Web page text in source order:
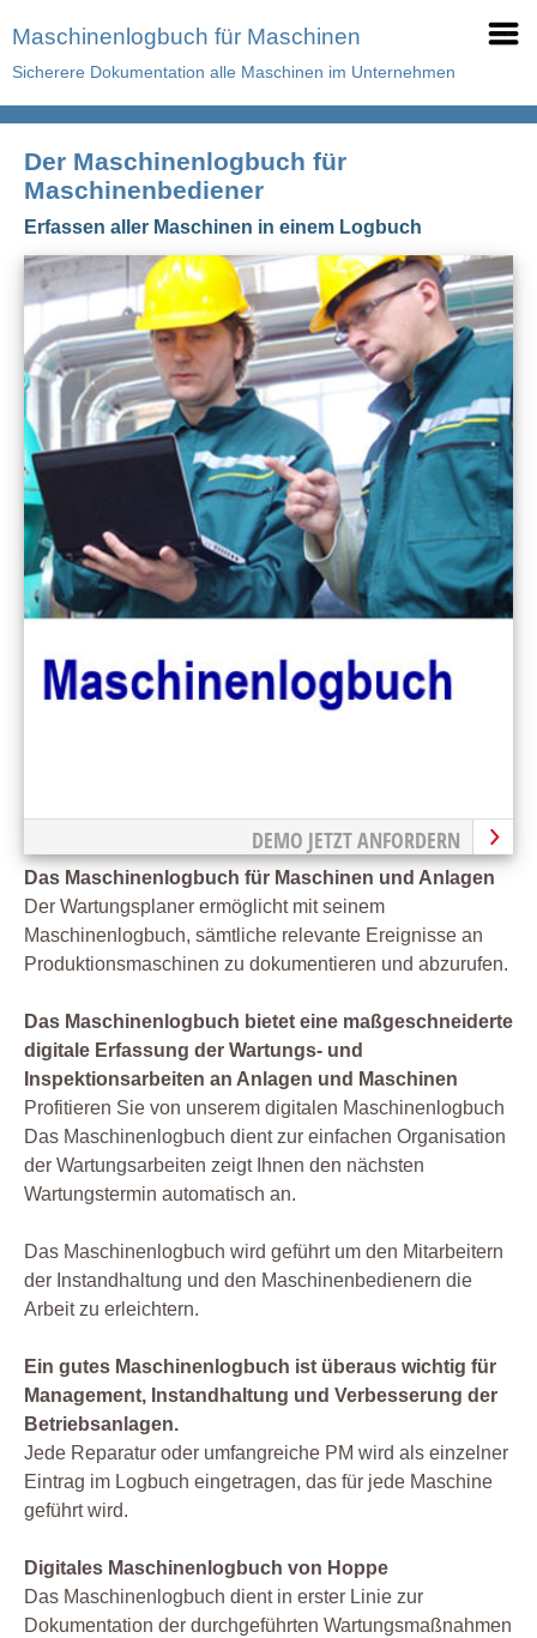
Maschinenlogbuch für Maschinen
Sicherere Dokumentation alle Maschinen im Unternehmen
Der Maschinenlogbuch für
Maschinenbediener
Erfassen aller Maschinen in einem Logbuch
DEMO JETZT ANFORDERN
Das Maschinenlogbuch für Maschinen und Anlagen
Der Wartungsplaner ermöglicht mit seinem
Maschinenlogbuch, sämtliche relevante Ereignisse an
Produktionsmaschinen zu dokumentieren und abzurufen.
Das Maschinenlogbuch bietet eine maßgeschneiderte
digitale Erfassung der Wartungs- und
Inspektionsarbeiten an Anlagen und Maschinen
Profitieren Sie von unserem digitalen Maschinenlogbuch
Das Maschinenlogbuch dient zur einfachen Organisation
der Wartungsarbeiten zeigt Ihnen den nächsten
Wartungstermin automatisch an.
Das Maschinenlogbuch wird geführt um den Mitarbeitern
der Instandhaltung und den Maschinenbedienern die
Arbeit zu erleichtern.
Ein gutes Maschinenlogbuch ist überaus wichtig für
Management, Instandhaltung und Verbesserung der
Betriebsanlagen.
Jede Reparatur oder umfangreiche PM wird als einzelner
Eintrag im Logbuch eingetragen, das für jede Maschine
geführt wird.
Digitales Maschinenlogbuch von Hoppe
Das Maschinenlogbuch dient in erster Linie zur
Dokumentation der durchgeführten Wartungsmaßnahmen